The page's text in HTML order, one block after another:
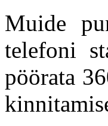
Muide
telefoni
pöörata